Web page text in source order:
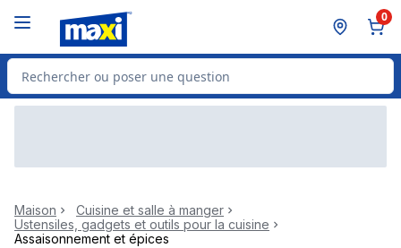
0
Rechercher des produits
Maison
Cuisine et salle à manger
Ustensiles, gadgets et outils pour la cuisine
Assaisonnement et épices